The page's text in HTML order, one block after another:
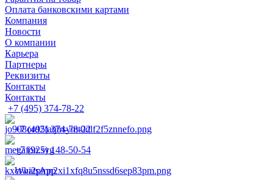
Оплата банковскими картами
Компания
Новости
О компании
Карьера
Партнеры
Реквизиты
Контакты
Контакты
+7 (495) 374-78-22
+7 (495) 374-78-22
+7 (925) 148-50-54
WhatsApp